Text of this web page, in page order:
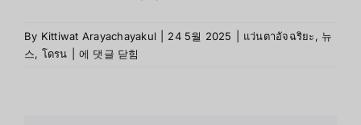
By Kittiwat Arayachayakul 24 5월 2025 แว่นตาอัจฉริยะ, 뉴
스, โดรน
เจาะ
에 댓글 닫힘